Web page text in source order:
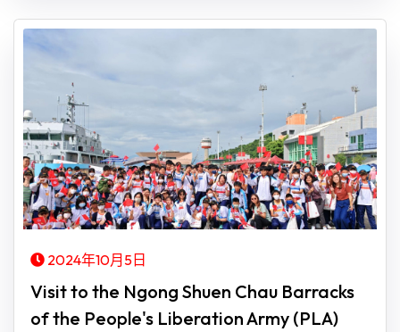
2024年10月5日
Visit to the Ngong Shuen Chau Barracks
of the People's Liberation Army (PLA)